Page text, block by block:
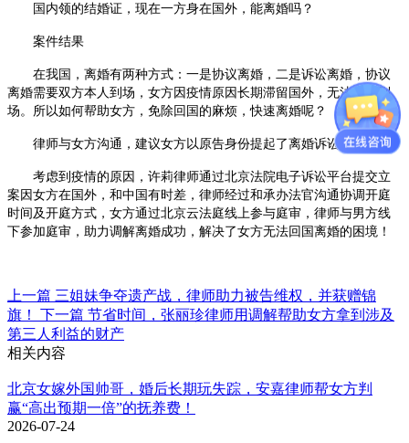
国内领的结婚证，现在一方身在国外，能离婚吗？
案件结果
在我国，离婚有两种方式：一是协议离婚，二是诉讼离婚，协议
离婚需要双方本人到场，女方因疫情原因长期滞留国外，无法亲自到
场。所以如何帮助女方，免除回国的麻烦，快速离婚呢？
律师与女方沟通，建议女方以原告身份提起了离婚诉讼。
考虑到疫情的原因，许莉律师通过北京法院电子诉讼平台提交立
案因女方在国外，和中国有时差，律师经过和承办法官沟通协调开庭
时间及开庭方式，女方通过北京云法庭线上参与庭审，律师与男方线
下参加庭审，助力调解离婚成功，解决了女方无法回国离婚的困境！
上一篇 三姐妹争夺遗产战，律师助力被告维权，并获赠锦
旗！ 下一篇 节省时间，张丽珍律师用调解帮助女方拿到涉及
第三人利益的财产
相关内容
北京女嫁外国帅哥，婚后长期玩失踪，安嘉律师帮女方判
赢“高出预期一倍”的抚养费！
2026-07-24